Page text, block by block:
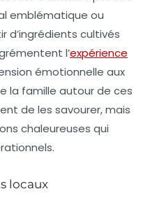
emblématique ou
d’ingrédients cultivés
l’expérience
émotionnelle aux
la famille autour de ces
de les savourer, mais
chaleureuses qui
locaux